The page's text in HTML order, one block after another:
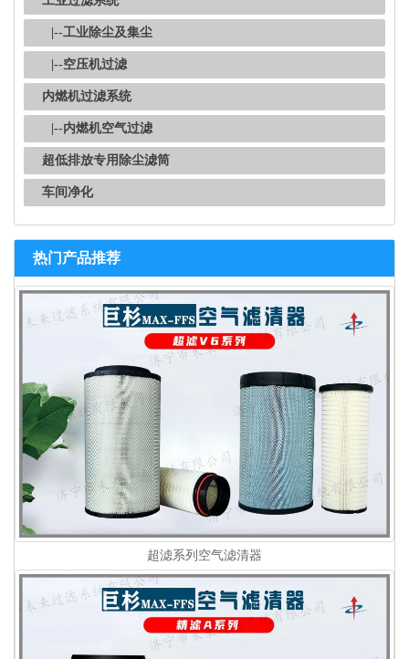
|--工业除尘及集尘
|--空压机过滤
内燃机过滤系统
|--内燃机空气过滤
超低排放专用除尘滤筒
车间净化
热门产品推荐
超滤系列空气滤清器